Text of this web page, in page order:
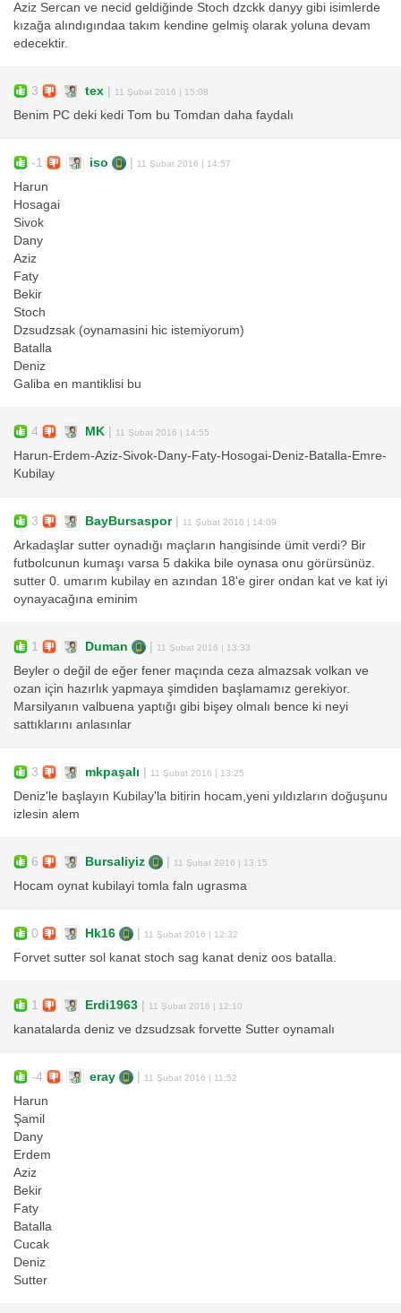
Aziz Sercan ve necid geldiğinde Stoch dzckk danyy gibi isimlerde
kızağa alındıgındaa takım kendine gelmiş olarak yoluna devam
edecektir.
3 tex 11 Şubat 2016 | 15:08
Benim PC deki kedi Tom bu Tomdan daha faydalı
-1 iso 11 Şubat 2016 | 14:57
Harun
Hosagai
Sivok
Dany
Aziz
Faty
Bekir
Stoch
Dzsudzsak (oynamasini hic istemiyorum)
Batalla
Deniz
Galiba en mantiklisi bu
4 MK 11 Şubat 2016 | 14:55
Harun-Erdem-Aziz-Sivok-Dany-Faty-Hosogai-Deniz-Batalla-Emre-
Kubilay
3 BayBursaspor| 11 Şubat 2016 | 14:09
Arkadaşlar sutter oynadığı maçların hangisinde ümit verdi? Bir
futbolcunun kumaşı varsa 5 dakika bile oynasa onu görürsünüz.
sutter 0. umarım kubilay en azından 18'e girer ondan kat ve kat iyi
oynayacağına eminim
1 Duman 11 Şubat 2016 | 13:33
Beyler o değil de eğer fener maçında ceza almazsak volkan ve
ozan için hazırlık yapmaya şimdiden başlamamız gerekiyor.
Marsilyanın valbuena yaptığı gibi bişey olmalı bence ki neyi
sattıklarını anlasınlar
3 mkpaşalı 11 Şubat 2016 | 13:25
Deniz'le başlayın Kubilay'la bitirin hocam,yeni yıldızların doğuşunu
izlesin alem
6 Bursaliyiz 11 Şubat 2016 | 13:15
Hocam oynat kubilayi tomla faln ugrasma
0 Hk16 11 Şubat 2016 | 12:32
Forvet sutter sol kanat stoch sag kanat deniz oos batalla.
1 Erdi1963 11 Şubat 2016 | 12:10
kanatalarda deniz ve dzsudzsak forvette Sutter oynamalı
-4 eray 11 Şubat 2016 | 11:52
Harun
Şamil
Dany
Erdem
Aziz
Bekir
Faty
Batalla
Cucak
Deniz
Sutter